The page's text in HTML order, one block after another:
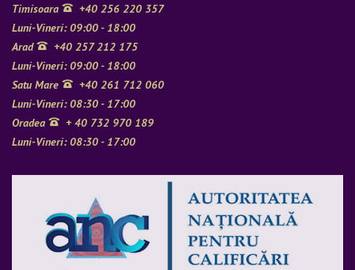
Timisoara
+40 256 220 357
Luni-Vineri: 09:00 - 18:00
Arad
+40 257 212 175
Luni-Vineri: 09:00 - 18:00
Satu Mare
+40 261 712 060
Luni-Vineri: 08:30 - 17:00
Oradea
+ 40 732 970 189
Luni-Vineri: 08:30 - 17:00